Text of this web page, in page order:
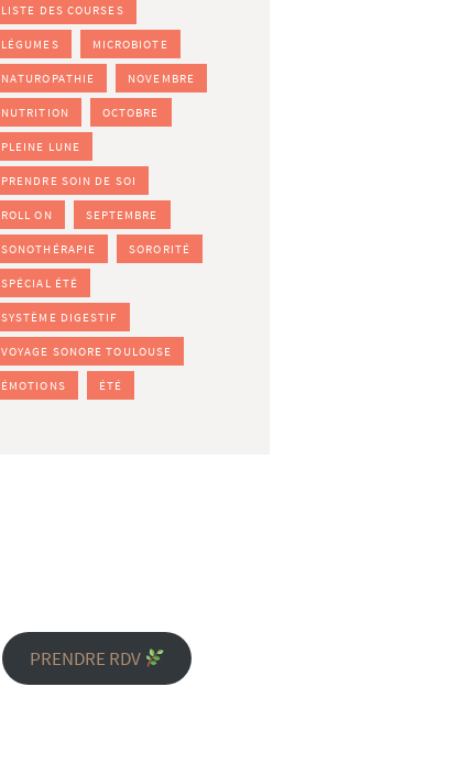
LISTE DES COURSES
LÉGUMES MICROBIOTE
NATUROPATHIE NOVEMBRE
NUTRITION OCTOBRE
PLEINE LUNE
PRENDRE SOIN DE SOI
ROLL ON SEPTEMBRE
SONOTHÉRAPIE SORORITÉ
SPÉCIAL ÉTÉ
SYSTÈME DIGESTIF
VOYAGE SONORE TOULOUSE
ÉMOTIONS ÉTÉ
PRENDRE RDV